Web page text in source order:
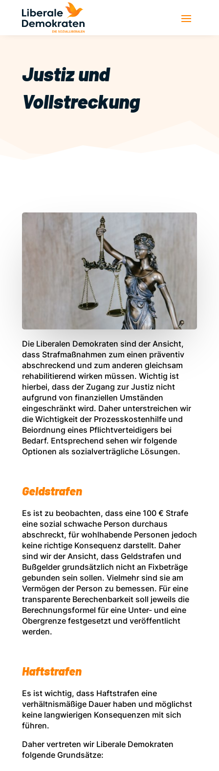
Justiz und
Vollstreckung
Die Liberalen Demokraten sind der Ansicht,
dass Strafmaßnahmen zum einen präventiv
abschreckend und zum anderen gleichsam
rehabilitierend wirken müssen. Wichtig ist
hierbei, dass der Zugang zur Justiz nicht
aufgrund von finanziellen Umständen
eingeschränkt wird. Daher unterstreichen wir
die Wichtigkeit der Prozesskostenhilfe und
Beiordnung eines Pflichtverteidigers bei
Bedarf. Entsprechend sehen wir folgende
Optionen als sozialverträgliche Lösungen.
Geldstrafen
Es ist zu beobachten, dass eine 100 € Strafe
eine sozial schwache Person durchaus
abschreckt, für wohlhabende Personen jedoch
keine richtige Konsequenz darstellt. Daher
sind wir der Ansicht, dass Geldstrafen und
Bußgelder grundsätzlich nicht an Fixbeträge
gebunden sein sollen. Vielmehr sind sie am
Vermögen der Person zu bemessen. Für eine
transparente Berechenbarkeit soll jeweils die
Berechnungsformel für eine Unter- und eine
Obergrenze festgesetzt und veröffentlicht
werden.
Haftstrafen
Es ist wichtig, dass Haftstrafen eine
verhältnismäßige Dauer haben und möglichst
keine langwierigen Konsequenzen mit sich
führen.
Daher vertreten wir Liberale Demokraten
folgende Grundsätze: